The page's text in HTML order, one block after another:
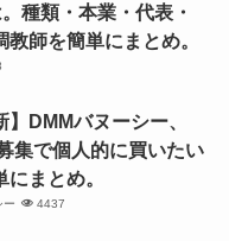
種類・本業・代表・
教師を簡単にまとめ。
】DMMバヌーシー、
集で個人的に買いたい
まとめ。
ー 4437